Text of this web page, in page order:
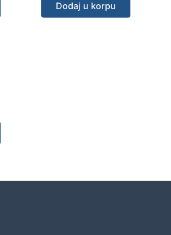
Dodaj u korpu